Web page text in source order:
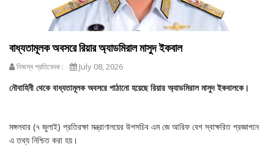
বাধ্যতামূলক অবসরে রিয়ার অ্যাডমিরাল মাসুদ ইকবাল
নিজস্ব প্রতিবেদক : July 08, 2026
নৌবাহিনী থেকে বাধ্যতামূলক অবসরে পাঠানো হয়েছে রিয়ার অ্যাডমিরাল মাসুদ ইকবালকে।
মঙ্গলবার (৭ জুলাই) প্রতিরক্ষা মন্ত্রাণালয়ের উপসচিব এম জে আরিফ বেগ স্বাক্ষরিত প্রজ্ঞাপনে
এ তথ্য নিশ্চিত করা হয়।